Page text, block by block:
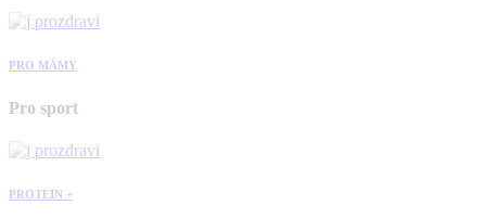
PRO MÁMY
Pro sport
PROTEIN +